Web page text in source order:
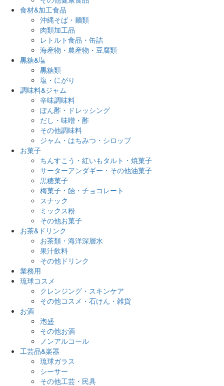
食材&加工食品
沖縄そば・麺類
肉類加工品
レトルト食品・缶詰
海産物・農産物・豆腐類
黒糖&塩
黒糖類
塩・にがり
調味料&ジャム
辛味調味料
ぽん酢・ドレッシング
だし・味噌・酢
その他調味料
ジャム・はちみつ・シロップ
お菓子
ちんすこう・紅いもタルト・焼菓子
サーターアンダギー・その他油菓子
黒糖菓子
梅菓子・飴・チョコレート
スナック
ミックス粉
その他お菓子
お茶&ドリンク
お茶類・海洋深層水
果汁飲料
その他ドリンク
業務用
琉球コスメ
クレンジング・スキンケア
その他コスメ・石けん・雑貨
お酒
泡盛
その他お酒
ノンアルコール
工芸品&楽器
琉球ガラス
シーサー
その他工芸・民具